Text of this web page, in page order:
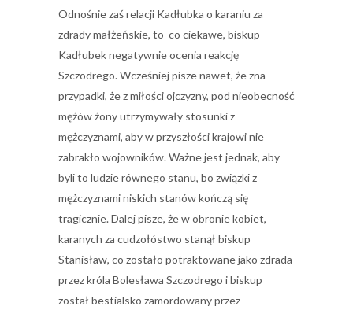
Odnośnie zaś relacji Kadłubka o karaniu za
zdrady małżeńskie, to co ciekawe, biskup
Kadłubek negatywnie ocenia reakcję
Szczodrego. Wcześniej pisze nawet, że zna
przypadki, że z miłości ojczyzny, pod nieobecność
mężów żony utrzymywały stosunki z
mężczyznami, aby w przyszłości krajowi nie
zabrakło wojowników. Ważne jest jednak, aby
byli to ludzie równego stanu, bo związki z
mężczyznami niskich stanów kończą się
tragicznie. Dalej pisze, że w obronie kobiet,
karanych za cudzołóstwo stanął biskup
Stanisław, co zostało potraktowane jako zdrada
przez króla Bolesława Szczodrego i biskup
został bestialsko zamordowany przez